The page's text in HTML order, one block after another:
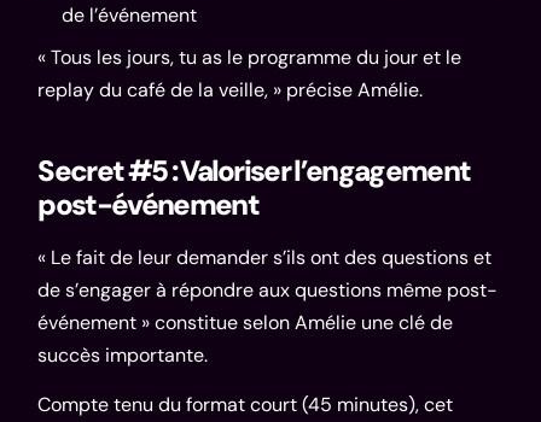
de l’événement
« Tous les jours, tu as le programme du jour et le
replay du café de la veille, » précise Amélie.
Secret #5 : Valoriser l’engagement
post-événement
« Le fait de leur demander s’ils ont des questions et
de s’engager à répondre aux questions même post-
événement » constitue selon Amélie une clé de
succès importante.
Compte tenu du format court (45 minutes), cet